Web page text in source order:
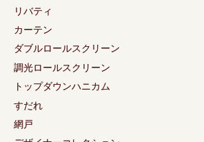
リバティ
カーテン
ダブルロールスクリーン
調光ロールスクリーン
トップダウンハニカム
すだれ
網戸